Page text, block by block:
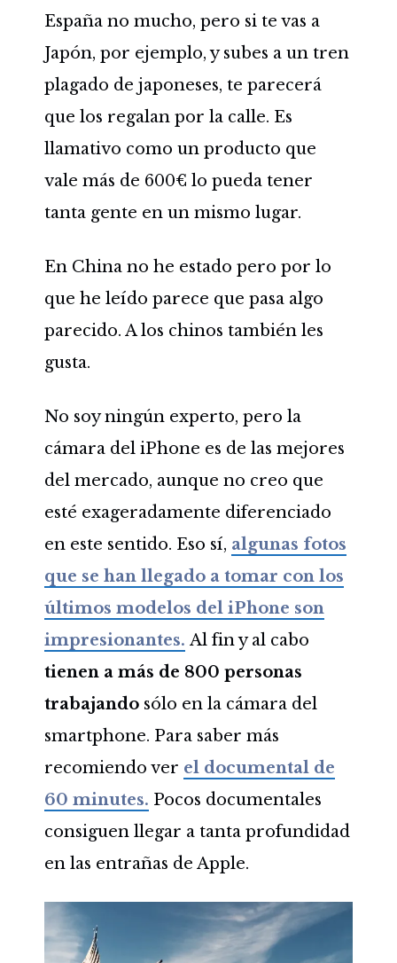
España no mucho, pero si te vas a
Japón, por ejemplo, y subes a un tren
plagado de japoneses, te parecerá
que los regalan por la calle. Es
llamativo como un producto que
vale más de 600€ lo pueda tener
tanta gente en un mismo lugar.
En China no he estado pero por lo
que he leído parece que pasa algo
parecido. A los chinos también les
gusta.
No soy ningún experto, pero la
cámara del iPhone es de las mejores
del mercado, aunque no creo que
esté exageradamente diferenciado
en este sentido. Eso sí, algunas fotos
que se han llegado a tomar con los
últimos modelos del iPhone son
impresionantes. Al fin y al cabo
tienen a más de 800 personas
trabajandosólo en la cámara del
smartphone. Para saber más
recomiendo ver el documental de
60 minutes. Pocos documentales
consiguen llegar a tanta profundidad
en las entrañas de Apple.